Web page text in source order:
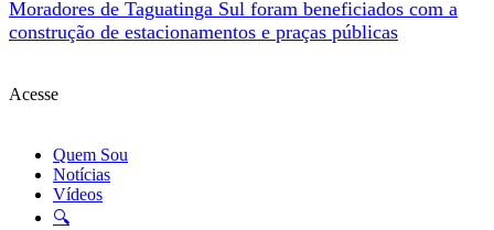
Moradores de Taguatinga Sul foram beneficiados com a
construção de estacionamentos e praças públicas
Acesse
Quem Sou
Notícias
Vídeos
🔍